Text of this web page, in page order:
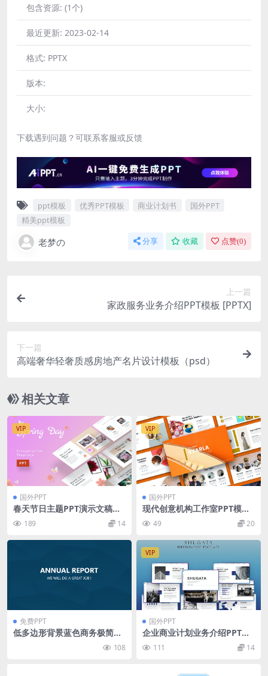
包含资源: (1个)
最近更新: 2023-02-14
格式: PPTX
版本:
大小:
下载遇到问题？可联系客服或反馈
ppt模板 优秀PPT模板 商业计划书
国外PPT
精美ppt模板
老梦の 分享 收藏 点赞(0)
上一篇
家政服务业务介绍PPT模板 [PPTX]
下一篇
高端奢华轻奢质感房地产名片设计模板（psd）
相关文章
VIP
国外PPT
春天节日主题PPT演示文稿模
板 Spring Day – Powerpoin
t Template
189 14
VIP
国外PPT
现代创意机构工作室PPT模板
Syarla Powerpoint Templat
e 49 20
免费PPT
低多边形背景蓝色商务极简大
108
VIP
国外PPT
企业商业计划业务介绍PPT模
版 111 14